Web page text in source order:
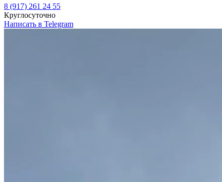
8 (917) 261 24 55
Круглосуточно
Написать в Telegram